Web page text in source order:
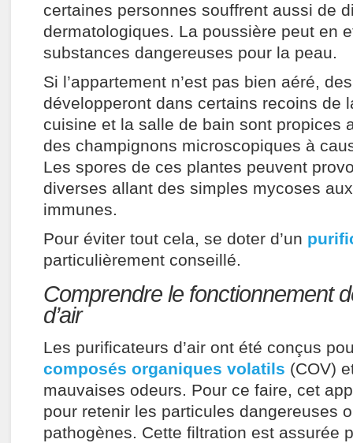
certaines personnes souffrent aussi de
dermatologiques. La poussière peut en
substances dangereuses pour la peau.
Si l’appartement n’est pas bien aéré,
développeront dans certains recoins de
cuisine et la salle de bain sont propices
des champignons microscopiques à
Les spores de ces plantes peuvent
diverses allant des simples mycoses
immunes.
Pour éviter tout cela, se doter d’un
particulièrement conseillé.
Comprendre le fonctionnement
d’air
Les purificateurs d’air ont été conçus
composés organiques volatils (COV)
mauvaises odeurs. Pour ce faire, cet
pour retenir les particules dangereuses
pathogènes. Cette filtration est assurée